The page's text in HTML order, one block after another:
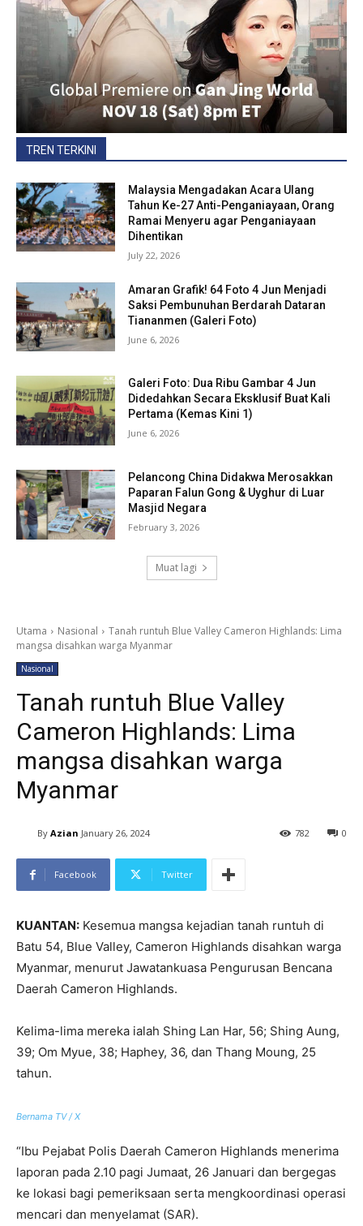
TREN TERKINI
Malaysia Mengadakan Acara Ulang
Tahun Ke-27 Anti-Penganiayaan, Orang
Ramai Menyeru agar Penganiayaan
Dihentikan
July 22, 2026
Amaran Grafik! 64 Foto 4 Jun Menjadi
Saksi Pembunuhan Berdarah Dataran
Tiananmen (Galeri Foto)
June 6, 2026
Galeri Foto: Dua Ribu Gambar 4 Jun
Didedahkan Secara Eksklusif Buat Kali
Pertama (Kemas Kini 1)
June 6, 2026
Pelancong China Didakwa Merosakkan
Paparan Falun Gong & Uyghur di Luar
Masjid Negara
February 3, 2026
Muat lagi